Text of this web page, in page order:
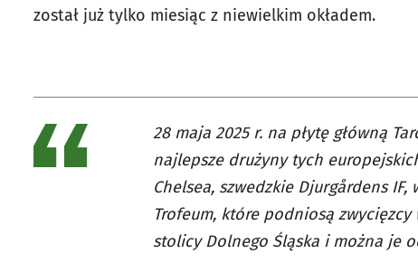
został już tylko miesiąc z niewielkim okładem.
28 maja 2025 r. na płytę główną
najlepsze drużyny tych
Chelsea, szwedzkie Djurgårdens
Trofeum, które podniosą
stolicy Dolnego Śląska i można je